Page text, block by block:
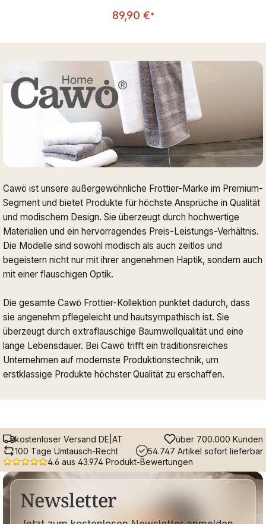
Regulärer Preis:
89,90 €*
Cawö ist unsere außergewöhnliche Frottier-Marke im Premium-
Segment und bietet Produkte für höchste Ansprüche in Qualität
und modischem Design. Sie überzeugt durch hochwertige
Materialien und ein hervorragendes Preis-Leistungs-Verhältnis.
Die Modelle sind sowohl modisch als auch zeitlos und
begeistern nicht nur mit ihrer angenehmen Haptik, sondern auch
mit einer flauschigen Optik.
Die gesamte Cawö Frottier-Kollektion punktet dadurch, dass
sie angenehm pflegeleicht und hautsympathisch ist. Sie
überzeugt durch extraflauschige Baumwollqualität und eine
lange Lebensdauer. Bei Cawö trifft ein traditionsreiches
Unternehmen auf modernste Produktionstechnik, um
erstklassige Produkte höchster Qualität zu erschaffen.
kostenloser Versand DE|AT
über 700.000 Kunden
100 Tage Umtausch-Recht
54.747 Artikel sofort lieferbar
4.6 aus 43.974 Produkt-Bewertungen
Newsletter